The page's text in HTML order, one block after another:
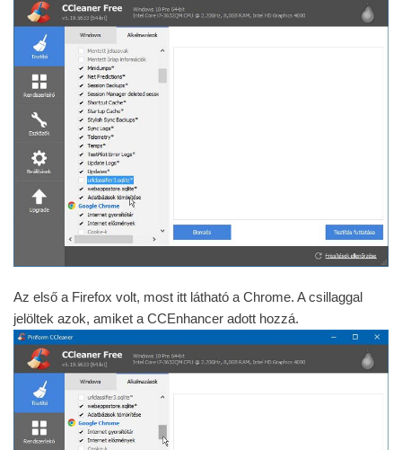
Az első a Firefox volt, most itt látható a Chrome. A csillaggal
jelöltek azok, amiket a CCEnhancer adott hozzá.